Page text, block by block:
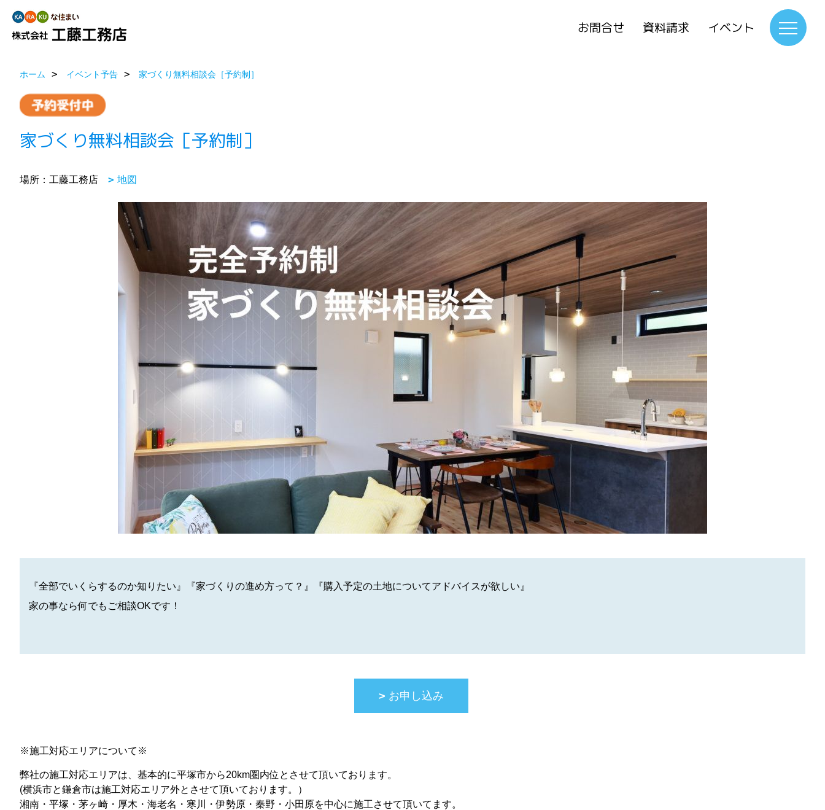
お問合せ 資料請求 イベント
ホーム イベント予告 家づくり無料相談会［予約制］
家づくり無料相談会［予約制］
場所：工藤工務店 地図
『全部でいくらするのか知りたい』『家づくりの進め方って？』『購入予定の土地についてアドバイスが欲しい』
家の事なら何でもご相談OKです！
お申し込み
※施工対応エリアについて※
弊社の施工対応エリアは、基本的に平塚市から20km圏内位とさせて頂いております。
(横浜市と鎌倉市は施工対応エリア外とさせて頂いております。）
湘南・平塚・茅ヶ崎・厚木・海老名・寒川・伊勢原・秦野・小田原を中心に施工させて頂いてます。